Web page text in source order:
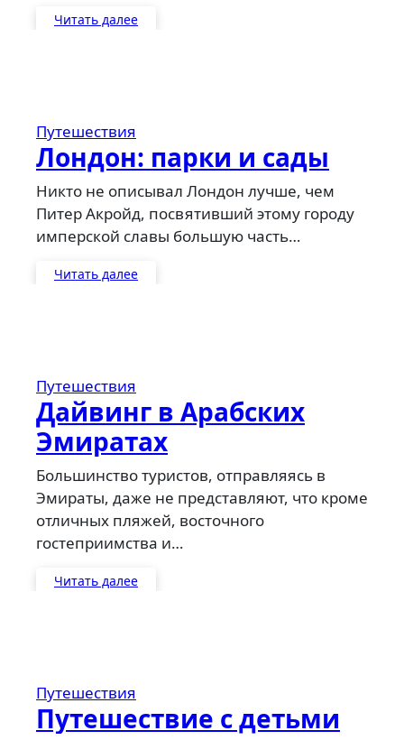
Читать далее
Путешествия
Лондон: парки и сады
Никто не описывал Лондон лучше, чем
Питер Акройд, посвятивший этому городу
имперской славы большую часть…
Читать далее
Путешествия
Дайвинг в Арабских
Эмиратах
Большинство туристов, отправляясь в
Эмираты, даже не представляют, что кроме
отличных пляжей, восточного
гостеприимства и…
Читать далее
Путешествия
Путешествие с детьми